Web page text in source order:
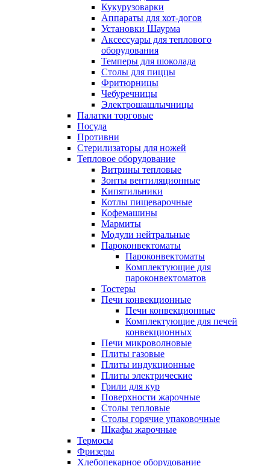
Кукурузоварки
Аппараты для хот-догов
Установки Шаурма
Аксессуары для теплового
оборудования
Темперы для шоколада
Столы для пиццы
Фритюрницы
Чебуречницы
Электрошашлычницы
Палатки торговые
Посуда
Противни
Стерилизаторы для ножей
Тепловое оборудование
Витрины тепловые
Зонты вентиляционные
Кипятильники
Котлы пищеварочные
Кофемашины
Мармиты
Модули нейтральные
Пароконвектоматы
Пароконвектоматы
Комплектующие для
пароконвектоматов
Тостеры
Печи конвекционные
Печи конвекционные
Комплектующие для печей
конвекционных
Печи микроволновые
Плиты газовые
Плиты индукционные
Плиты электрические
Грили для кур
Поверхности жарочные
Столы тепловые
Столы горячие упаковочные
Шкафы жарочные
Термосы
Фризеры
Хлебопекарное оборудование